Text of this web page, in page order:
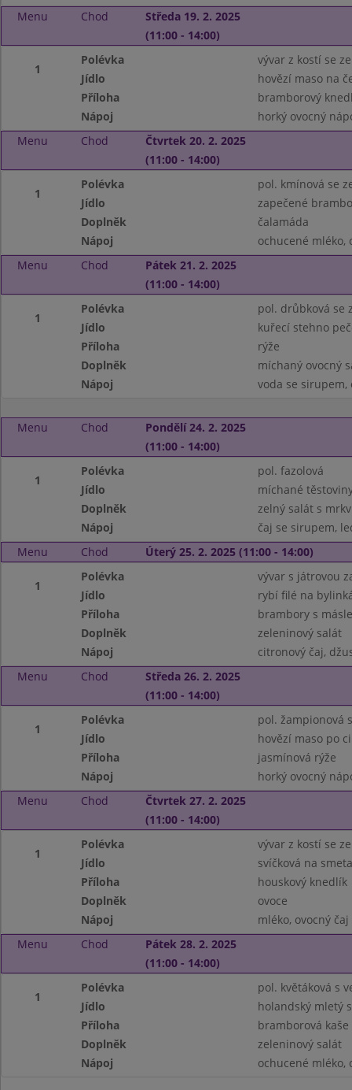
Menu
Chod
Středa 19. 2. 2025
(11:00 - 14:00)
1
Polévka
vývar z kostí se
Jídlo
hovězí maso na
Příloha
bramborový
Nápoj
horký ovocný
Menu
Chod
Čtvrtek 20. 2. 2025
(11:00 - 14:00)
1
Polévka
pol. kmínová se
Jídlo
zapečené
Doplněk
čalamáda
Nápoj
ochucené mléko,
Menu
Chod
Pátek 21. 2. 2025
(11:00 - 14:00)
1
Polévka
pol. drůbková se
Jídlo
kuřecí stehno
Příloha
rýže
Doplněk
míchaný ovocný
Nápoj
voda se sirupem,
Menu Chod
Pondělí 24. 2. 2025
(11:00 - 14:00)
1
Polévka
pol. fazolová
Jídlo
míchané
Doplněk
zelný salát s
Nápoj
čaj se sirupem,
Menu
Chod Úterý 25. 2. 2025 (11:00 - 14:00)
1
Polévka
vývar s játrovou
Jídlo
rybí filé na
Příloha
brambory s
Doplněk
zeleninový salát
Nápoj
citronový čaj,
Menu
Chod
Středa 26. 2. 2025
(11:00 - 14:00)
1
Polévka
pol. žampionová
Jídlo
hovězí maso po
Příloha
jasmínová rýže
Nápoj
horký ovocný
Menu
Chod
Čtvrtek 27. 2. 2025
(11:00 - 14:00)
1
Polévka
vývar z kostí se
Jídlo
svíčková na
Příloha
houskový knedlík
Doplněk
ovoce
Nápoj
mléko, ovocný čaj
Menu
Chod
Pátek 28. 2. 2025
(11:00 - 14:00)
1
Polévka
pol. květáková s
Jídlo
holandský mletý
Příloha
bramborová kaše
Doplněk
zeleninový salát
Nápoj
ochucené mléko,